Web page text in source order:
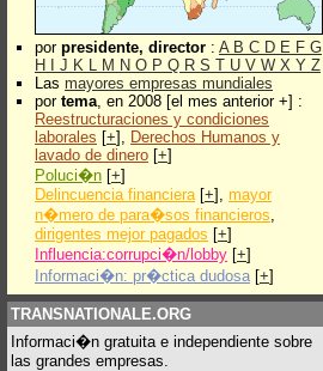
por presidente, director : A B C D E F G
H
J K L M N O P Q R S T U V W X Y Z
Las mayores empresas mundiales
por tema, en 2008 [el mes anterior +] :
Reestructuraciones y condiciones
laborales [+], Derechos Humanos y
lavado de dinero [+]
Poluci�n [+]
Delincuencia financiera[+], mayor
n�mero de para�sos financieros,
dirigentes mejor pagados [+]
Influencia:corrupci�n/lobby [+]
Informaci�n: pr�ctica dudosa [+]
TRANSNATIONALE.ORG
Informaci�n gratuita e independiente sobre
las grandes empresas.